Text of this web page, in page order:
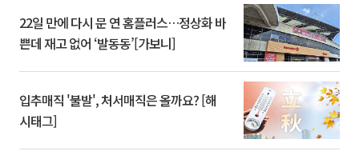
22일 만에 다시 문 연 홈플러스…정상화 바
쁜데 재고 없어 ‘발동동’[가보니]
입추매직 '불발', 처서매직은 올까요? [해
시태그]